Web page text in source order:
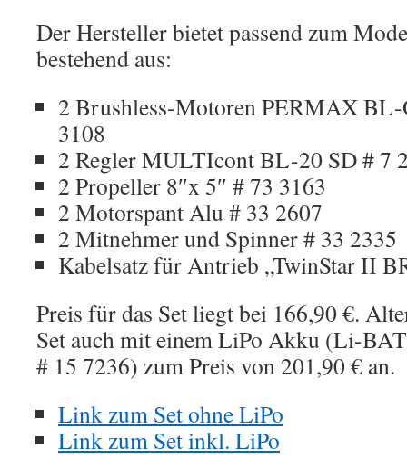
Der Hersteller bietet passend zum
bestehend aus:
2 Brushless-Motoren PERMAX
3108
2 Regler MULTIcont BL-20 SD # 7
2 Propeller 8″x 5″ # 73 3163
2 Motorspant Alu # 33 2607
2 Mitnehmer und Spinner # 33 2335
Kabelsatz für Antrieb „TwinStar II
Preis für das Set liegt bei 166,90 €.
Set auch mit einem LiPo Akku (Li-
# 15 7236) zum Preis von 201,90 € an.
Link zum Set ohne LiPo
Link zum Set inkl. LiPo